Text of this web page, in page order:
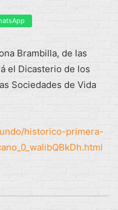
Brambilla, de las
el Dicasterio de los
Sociedades de Vida
historico-primera-